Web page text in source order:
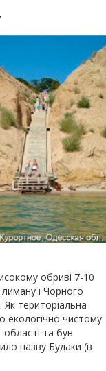
обриві 7-10
і Чорного
Як територіальна
екологічно чистому
та був
назву Будаки (в